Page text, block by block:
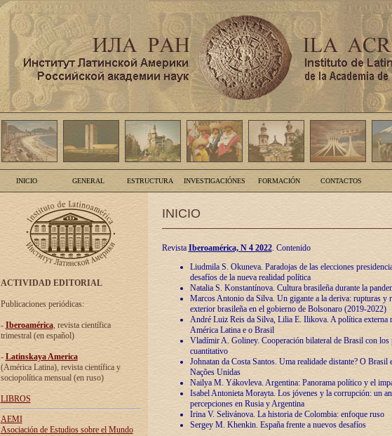
INICIO GENERAL ESTRUCTURA INVESTIGACIÓNES FORMACIÓN CONTACTOS
ACTIVIDAD EDITORIAL
Publicaciones periódicas:
- Iberoamérica, revista científica
trimestral (en español)
- Latinskaya America
(América Latina), revista científica y
sociopolítica mensual (en ruso)
LIBROS
AEMI
Asociación de Estudios sobre el Mundo
INICIO
Revista Iberoamérica, N 4 2022. Contenido
Liudmila S. Okuneva. Paradojas de las elecciones
desafíos de la nueva realidad política
Natalia S. Konstantínova. Cultura brasileña durante la
Marcos Antonio da Silva. Un gigante a la deriva: rupturas y
exterior brasileña en el gobierno de Bolsonaro (2019-2022)
André Luiz Reis da Silva, Lilia E. Ilikova. A política externa
América Latina e o Brasil
Vladímir A. Goliney. Cooperación bilateral de Brasil con los
cuantitativo
Johnatan da Costa Santos. Uma realidade distante? O Brasil
Nações Unidas
Nailya M. Yákovleva. Argentina: Panorama político y el
Isabel Antonieta Morayta. Los jóvenes y la corrupción: un
percepciones en Rusia y Argentina
Irina V. Selivánova. La historia de Colombia: enfoque ruso
Sergey M. Khenkin. España frente a nuevos desafíos